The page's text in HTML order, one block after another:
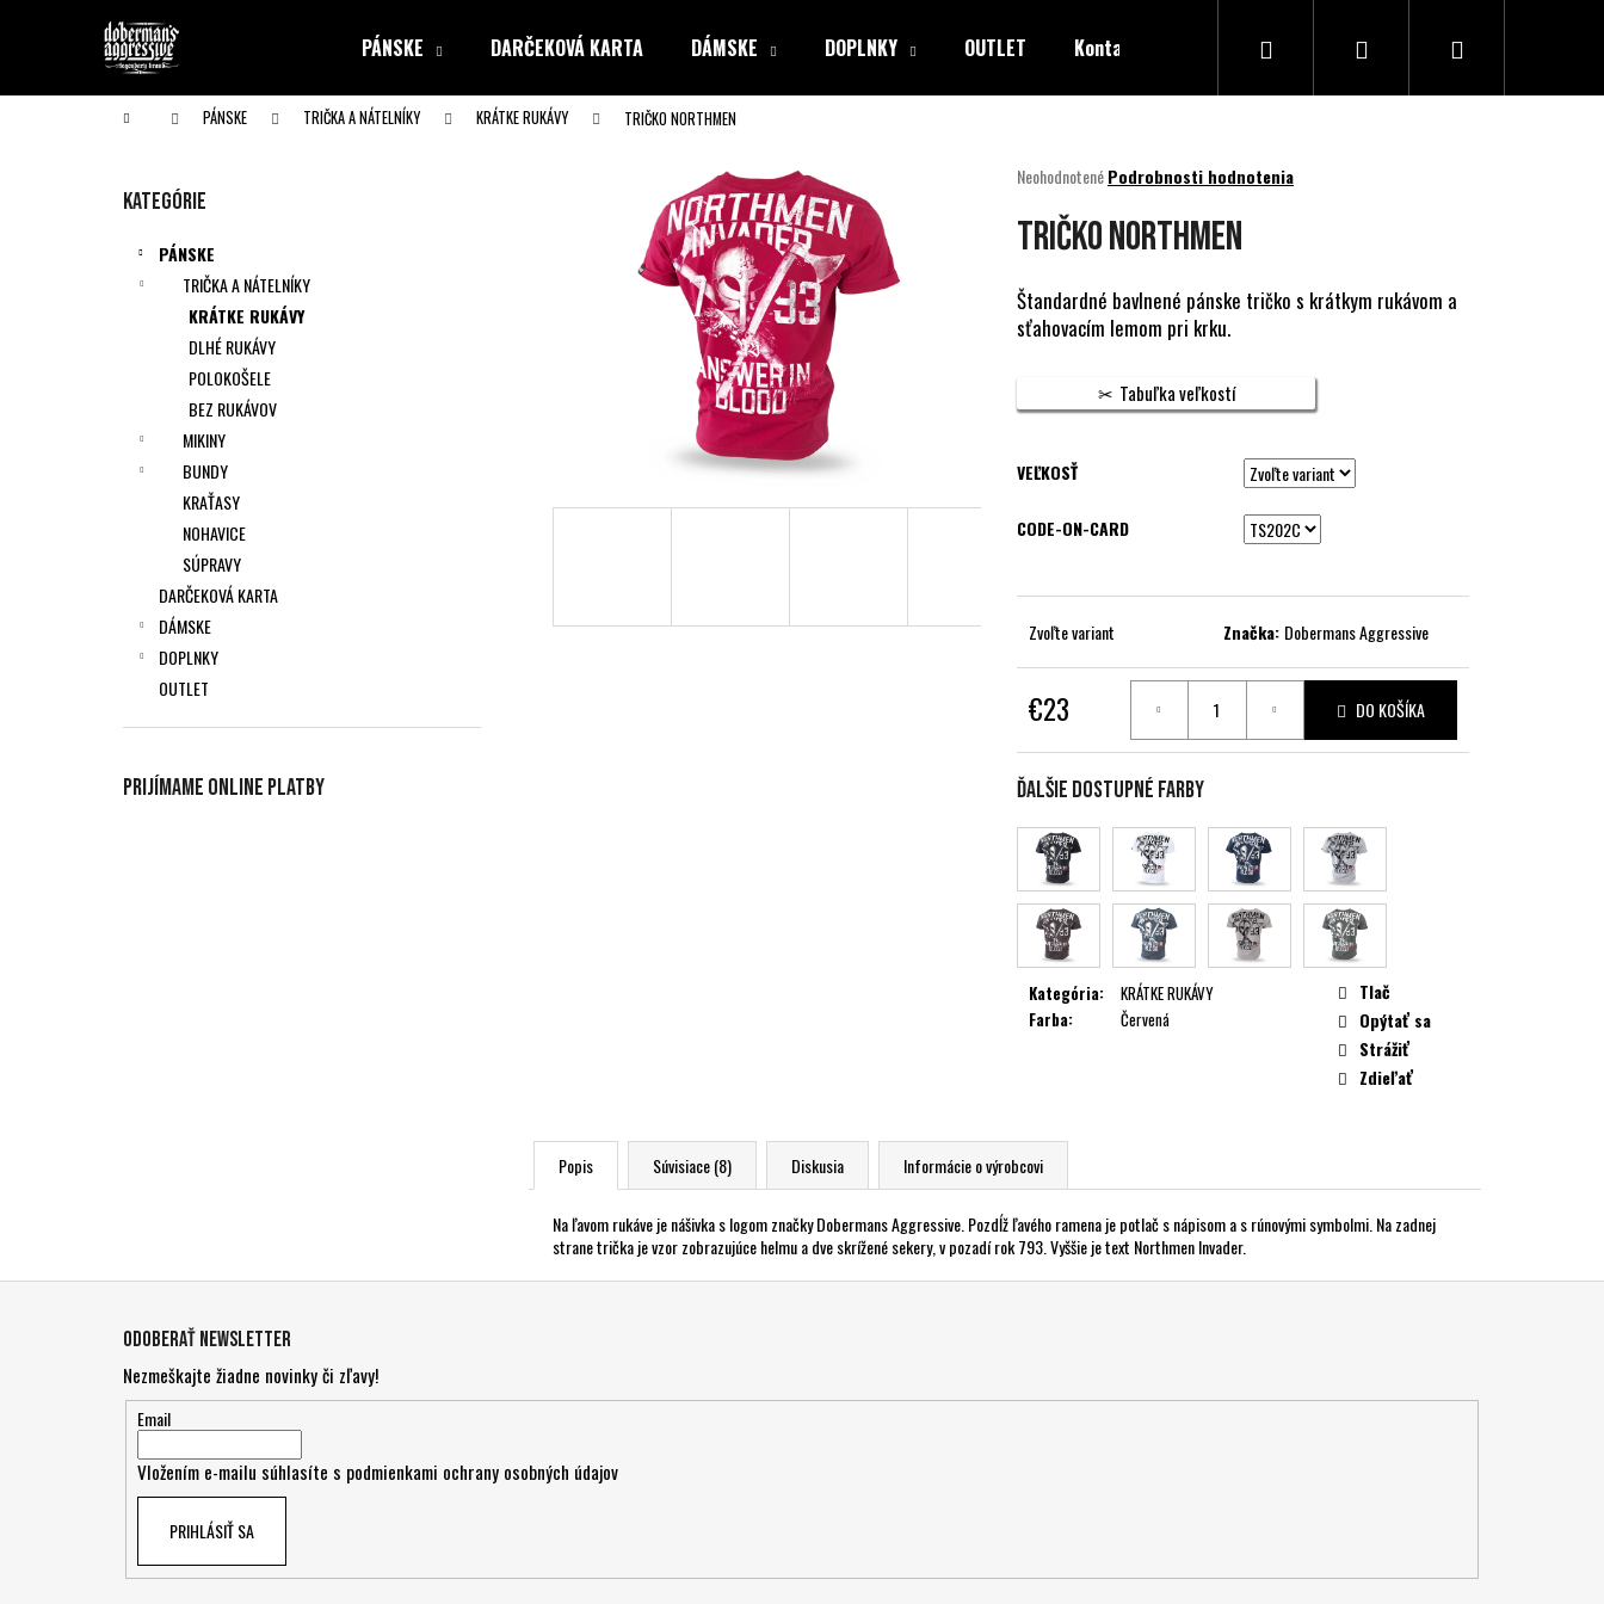
PÁNSKE DARČEKOVÁ KARTA DÁMSKE DOPLNKY OUTLET Kontakty Hľadať PrihlásenieNákupný
Domov PÁNSKE TRIČKA A NÁTELNÍKY KRÁTKE RUKÁVY TRIČKO NORTHMEN
Preskočiť
Kategórie
PÁNSKE
TRIČKA A NÁTELNÍKY
KRÁTKE RUKÁVY
DLHÉ RUKÁVY
POLOKOŠELE
BEZ RUKÁVOV
MIKINY
BUNDY
KRAŤASY
NOHAVICE
SÚPRAVY
DARČEKOVÁ KARTA
DÁMSKE
DOPLNKY
OUTLET
Prijímame online platby
Priemerné
produktu
z
5
hviezdičiek.
NeohodnotenéPodrobnosti hodnotenia
TRIČKO NORTHMEN
Štandardné bavlnené pánske tričko s krátkym rukávom a
sťahovacím lemom pri krku.
Tabuľka veľkostí
VEĽKOSŤ
CODE-ON-CARD
Zvoľte variant Značka: Dobermans Aggressive
€23
cena:
DO KOŠÍKA
Ďalšie dostupné farby
Kategória:
KRÁTKE RUKÁVY
Farba: Červená
Tlač
Opýtať sa
Strážiť
Zdieľať
Popis Súvisiace (8) Diskusia Informácie o výrobcovi
Na ľavom rukáve je nášivka s logom značky Dobermans Aggressive. Pozdĺž ľavého ramena je potlač s nápisom a s rúnovými symbolmi. Na zadnej
strane trička je vzor zobrazujúce helmu a dve skrížené sekery, v pozadí rok 793. Vyššie je text Northmen Invader.
í
Späť
do obchodu
Späť
do obchodu
Čo potrebujete nájsť?
HĽADAŤ
Odporúčame
Odoberať newsletter
Nezmeškajte žiadne novinky či zľavy!
Email
Vložením e-mailu súhlasíte s podmienkami ochrany osobných údajov
PRIHLÁSIŤ SA